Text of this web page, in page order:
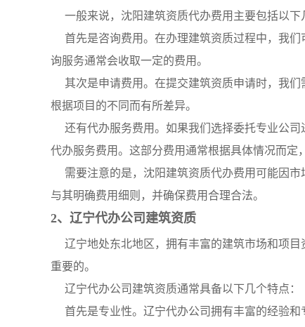
一般来说，沈阳建筑资质代办费用主要包括以下
首先是咨询费用。在办理建筑资质过程中，我
询服务通常会收取一定的费用。
其次是申请费用。在提交建筑资质申请时，我
根据项目的不同而有所差异。
还有代办服务费用。如果我们选择委托专业公
代办服务费用。这部分费用通常根据具体情况而定
需要注意的是，沈阳建筑资质代办费用可能因
与其明确费用细则，并确保费用合理合法。
2、辽宁代办公司建筑资质
辽宁地处东北地区，拥有丰富的建筑市场和项
重要的。
辽宁代办公司建筑资质通常具备以下几个特点：
首先是专业性。辽宁代办公司拥有丰富的经验